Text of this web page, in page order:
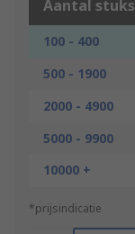
Aantal stuks
100 - 400
500 - 1900
2000 - 4900
5000 - 9900
10000 +
*prijsindicatie